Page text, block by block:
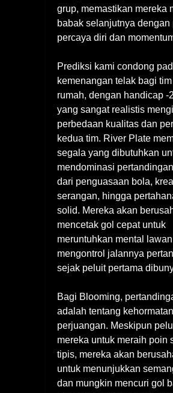
grup, memastikan mereka
babak selanjutnya dengan
percaya diri dan
Prediksi kami condong
kemenangan telak bagi
rumah, dengan handicap -
yang sangat realistis
perbedaan kualitas dan
kedua tim. River Plate
segala yang dibutuhkan
mendominasi
dari penguasaan bola,
serangan, hingga
solid. Mereka akan
mencetak gol cepat untuk
meruntuhkan mental
mengontrol jalannya
sejak peluit pertama
Bagi Blooming,
adalah tentang
perjuangan. Meskipun
mereka untuk meraih poin
tipis, mereka akan
untuk menunjukkan
dan mungkin mencuri gol